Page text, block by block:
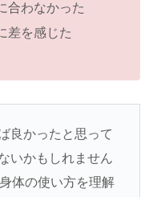
合わなかった
差を感じた
良かったと思って
いかもしれません
体の使い方を理解